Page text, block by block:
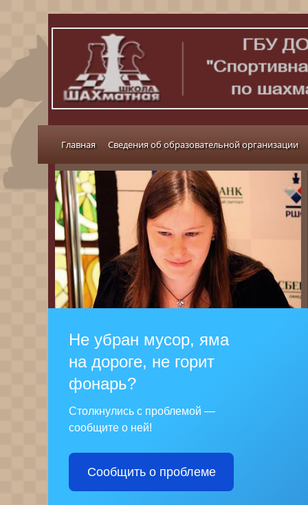
Главная Сведения об образовательной организации
Не убран мусор, яма
на дороге, не горит
фонарь?
Столкнулись с проблемой —
сообщите о ней!
Сообщить о проблеме